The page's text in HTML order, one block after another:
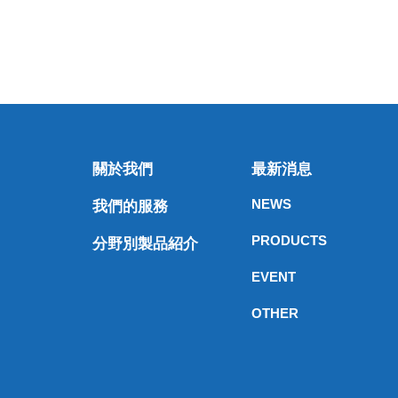
關於我們
我們的服務
分野別製品紹介
最新消息
NEWS
PRODUCTS
EVENT
OTHER